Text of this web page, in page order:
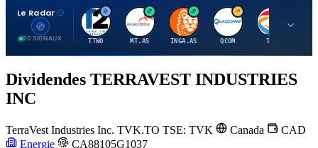
Le Radar
20 SIGNAUX
T
TTWO
A
MT.AS
I
INGA.AS
Q
QCOM
T
TTE
Dividendes TERRAVEST INDUSTRIES
INC
TerraVest Industries Inc. TVK.TO TSE: TVK Canada
CAD
Energie
CA88105G1037